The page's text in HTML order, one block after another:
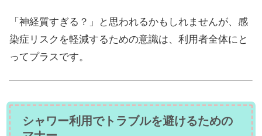
「神経質すぎる？」と思われるかもしれませんが、感
染症リスクを軽減するための意識は、利用者全体にと
ってプラスです。
シャワー利用でトラブルを避けるための